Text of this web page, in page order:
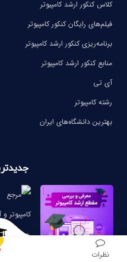
نظرات
کلاس کنکور ارشد کامپیوتر
فیلم‌های رایگان کنکور کامپیوتر
برنامه‌ریزی کنکور ارشد کامپیوتر
منابع کنکور ارشد کامپیوتر
آی تی
رشته کامپیوتر
بهترین دانشگاه‌های ایران